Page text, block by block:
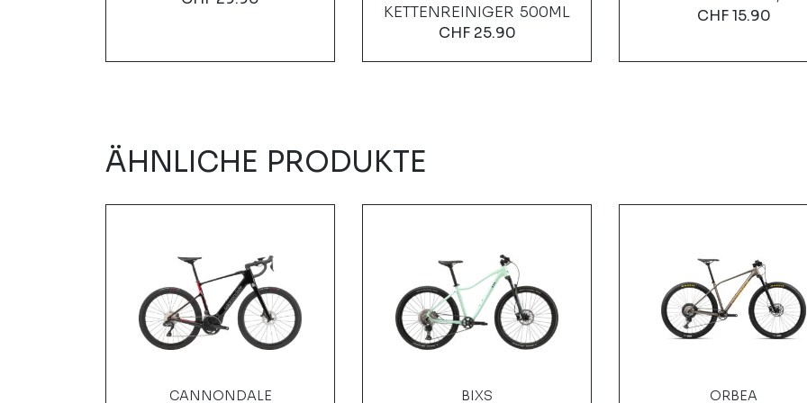
KETTENREINIGER 500ML
CHF25.90
CHF15.90
ÄHNLICHE PRODUKTE
CANNONDALE BIXS ORBEA